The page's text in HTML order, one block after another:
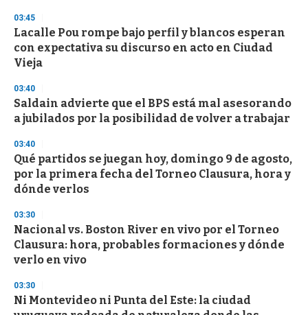
s
03:45
Lacalle Pou rompe bajo perfil y blancos esperan
con expectativa su discurso en acto en Ciudad
Vieja
03:40
Saldain advierte que el BPS está mal asesorando
a jubilados por la posibilidad de volver a trabajar
03:40
Qué partidos se juegan hoy, domingo 9 de agosto,
por la primera fecha del Torneo Clausura, hora y
dónde verlos
03:30
Nacional vs. Boston River en vivo por el Torneo
Clausura: hora, probables formaciones y dónde
verlo en vivo
03:30
Ni Montevideo ni Punta del Este: la ciudad